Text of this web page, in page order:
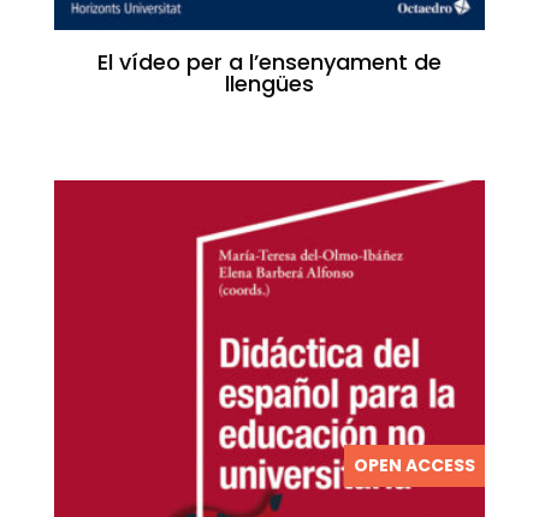
El vídeo per a l’ensenyament de
llengües
OPEN ACCESS